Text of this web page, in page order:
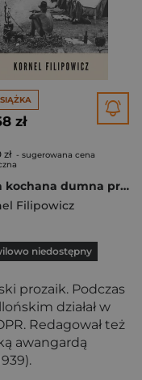
zł
- sugerowana cena
Moja kochana dumna prowincja
Filipowicz
niedostępny
prozaik. Podczas
działał w
Redagował też
awangardą